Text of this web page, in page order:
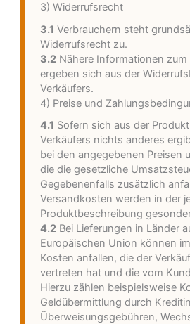
3) Widerrufsrecht
3.1 Verbrauchern steht
Widerrufsrecht zu.
3.2 Nähere Informationen
ergeben sich aus der
Verkäufers.
4) Preise und
4.1 Sofern sich aus der
Verkäufers nichts anderes
bei den angegebenen Preisen
die die gesetzliche
Gegebenenfalls zusätzlich
Versandkosten werden in der
Produktbeschreibung
4.2 Bei Lieferungen in Länder
Europäischen Union können
Kosten anfallen, die der
vertreten hat und die vom
Hierzu zählen beispielsweise
Geldübermittlung durch
Überweisungsgebühren,